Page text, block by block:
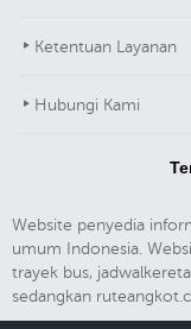
Ketentuan Layanan
Hubungi Kami
Website penyedia
umum Indonesia.
trayek bus,
sedangkan